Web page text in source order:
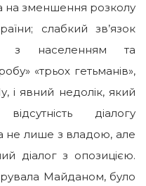
на зменшення розколу
слабкий зв’язок
з населенням та
«трьох гетьманів»,
і явний недолік, який
діалогу
не лише з владою, але
діалог з опозицією.
Майданом, було